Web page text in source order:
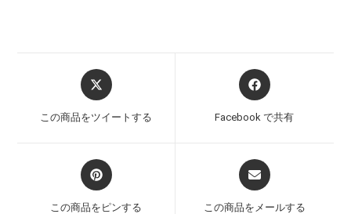
この商品をツイートする Facebook で共有
この商品をピンする この商品をメールする